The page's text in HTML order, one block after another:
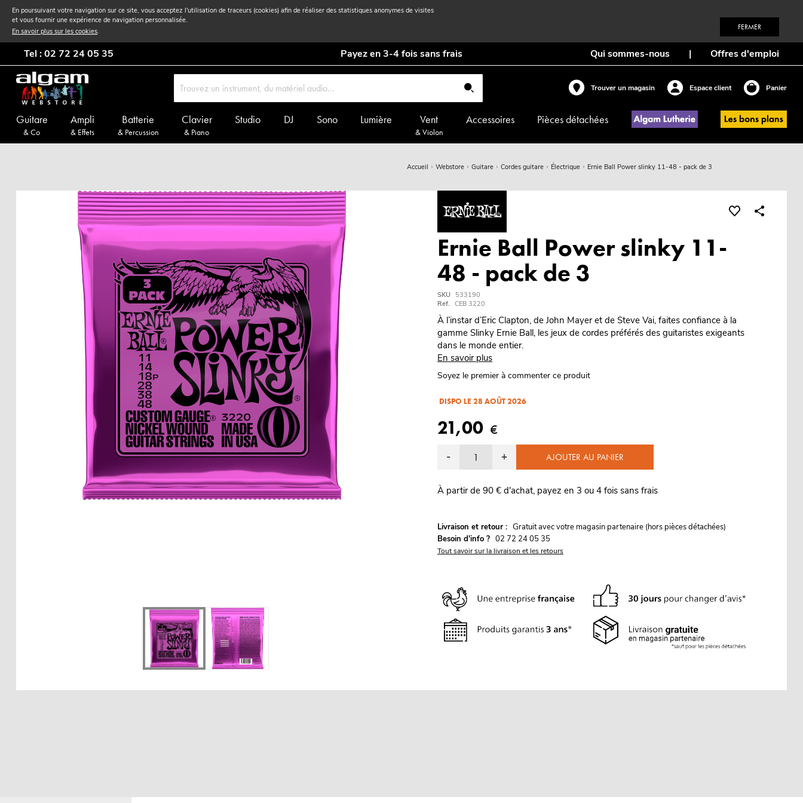
En poursuivant votre navigation sur ce site, vous acceptez l'utilisation de traceurs (cookies) afin de réaliser des statistiques anonymes de visites
et vous fournir une expérience de navigation personnalisée.
En savoir plus sur les cookies. FERMER
Tel : 02 72 24 05 35 Payez en 3-4 fois sans frais Qui sommes-nous | Offres d'emploi
Trouver un magasin Espace client Panier
Guitare
& Co
Ampli
& Effets
Batterie
& Percussion
Clavier
& Piano
Studio DJ Sono Lumière Vent
& Violon
Accessoires Pièces détachées
Accueil Webstore Guitare Cordes guitare Électrique Ernie Ball Power slinky 11-48 - pack de 3
Ernie Ball Power slinky 11-
48 - pack de 3
SKU 533190
Ref. CEB 3220
À l’instar d’Eric Clapton, de John Mayer et de Steve Vai, faites confiance à la
gamme Slinky Ernie Ball, les jeux de cordes préférés des guitaristes exigeants
dans le monde entier.
En savoir plus
Soyez le premier à commenter ce produit
DISPO LE 28 AOÛT 2026
21,00 €
- + AJOUTER AU PANIER
À partir de 90 € d'achat, payez en 3 ou 4 fois sans frais
Livraison et retour : Gratuit avec votre magasin partenaire (hors pièces détachées)
Besoin d'info ? 02 72 24 05 35
Tout savoir sur la livraison et les retours